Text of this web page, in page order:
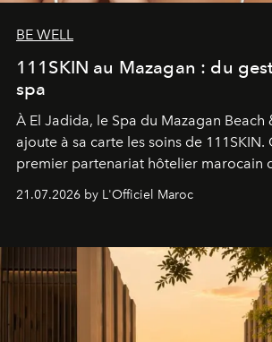
BE WELL
111SKIN au Mazagan : du
spa
À El Jadida, le Spa du Mazagan Beach
ajoute à sa carte les soins de
premier partenariat hôtelier marocain
britannique, née dans un cabinet de
londonien et construite depuis autour
21.07.2026 by L'Officiel Maroc